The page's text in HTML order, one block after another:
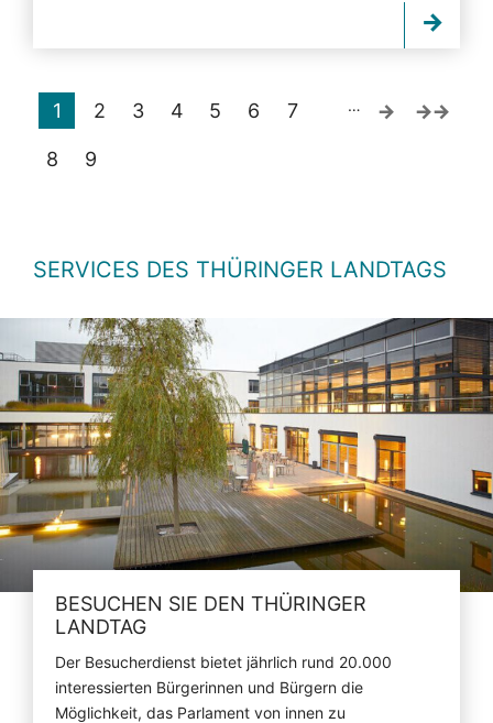
1 2 3 4 5 6 7
8 9
…
SERVICES DES THÜRINGER LANDTAGS
BESUCHEN SIE DEN THÜRINGER
LANDTAG
Der Besucherdienst bietet jährlich rund 20.000
interessierten Bürgerinnen und Bürgern die
Möglichkeit, das Parlament von innen zu